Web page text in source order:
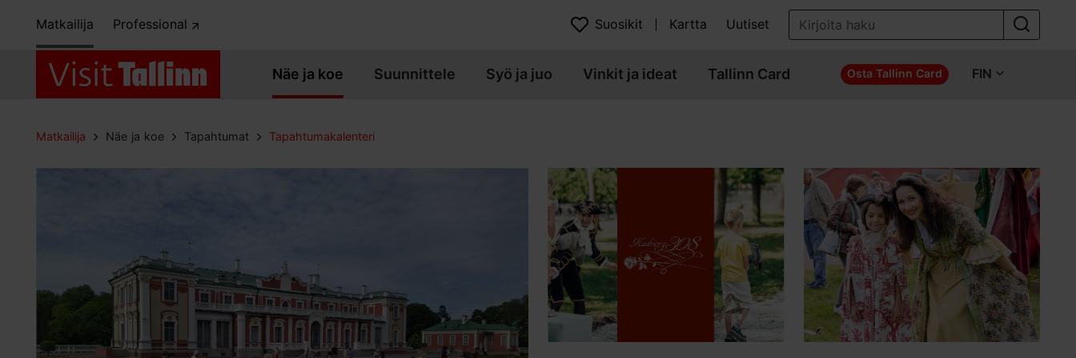
Matkailija Professional Suosikit Kartta Uutiset
Näe ja koe Suunnittele Syö ja juo Vinkit ja ideat Tallinn Card Osta Tallinn Card FIN
Matkailija Näe ja koe Tapahtumat Tapahtumakalenteri